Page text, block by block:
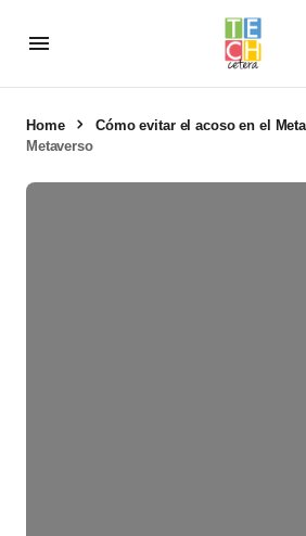
Home Cómo evitar el acoso en el
Metaverso